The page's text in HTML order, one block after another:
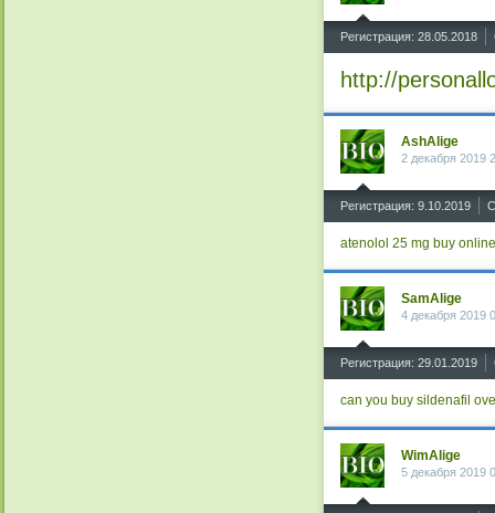
Регистрация: 28.05.2018
http://
AshAlige
2 декабря 2019
Регистрация: 9.10.2019
atenolol 25 mg buy online
SamAlige
4 декабря 2019
Регистрация: 29.01.2019
can you buy sildenafil
WimAlige
5 декабря 2019